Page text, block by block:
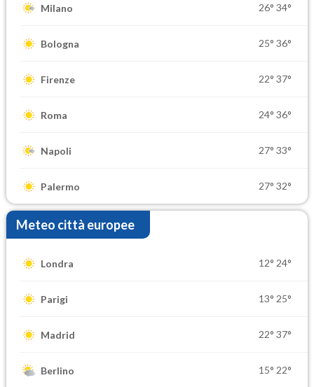
Milano 26° 34°
Bologna 25° 36°
Firenze 22° 37°
Roma 24° 36°
Napoli 27° 33°
Palermo 27° 32°
Meteo città europee
Londra 12° 24°
Parigi 13° 25°
Madrid 22° 37°
Berlino 15° 22°